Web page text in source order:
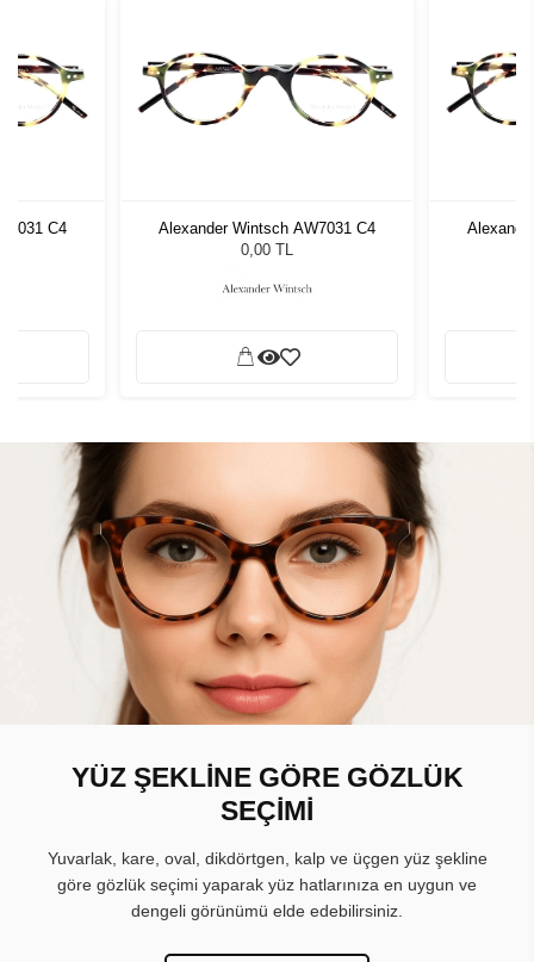
C4
Alexander Wintsch AW7031 C4
0,00 TL
YÜZ ŞEKLİNE GÖRE GÖZLÜK
SEÇİMİ
Yuvarlak, kare, oval, dikdörtgen, kalp ve üçgen yüz şekline
göre gözlük seçimi yaparak yüz hatlarınıza en uygun ve
dengeli görünümü elde edebilirsiniz.